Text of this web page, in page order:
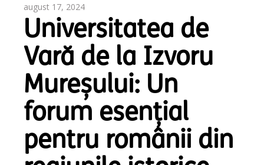
august 17, 2024
Universitatea de
Vară de la Izvoru
Mureșului: Un
forum esențial
pentru românii din